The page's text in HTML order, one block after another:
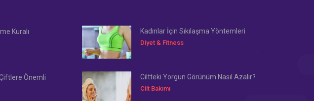
Kuralı Kadınlar İçin Sıkılaşma Yöntemleri
Diyet & Fitness
Önemli
Ciltteki Yorgun Görünüm Nasıl Azalır?
Cilt Bakımı